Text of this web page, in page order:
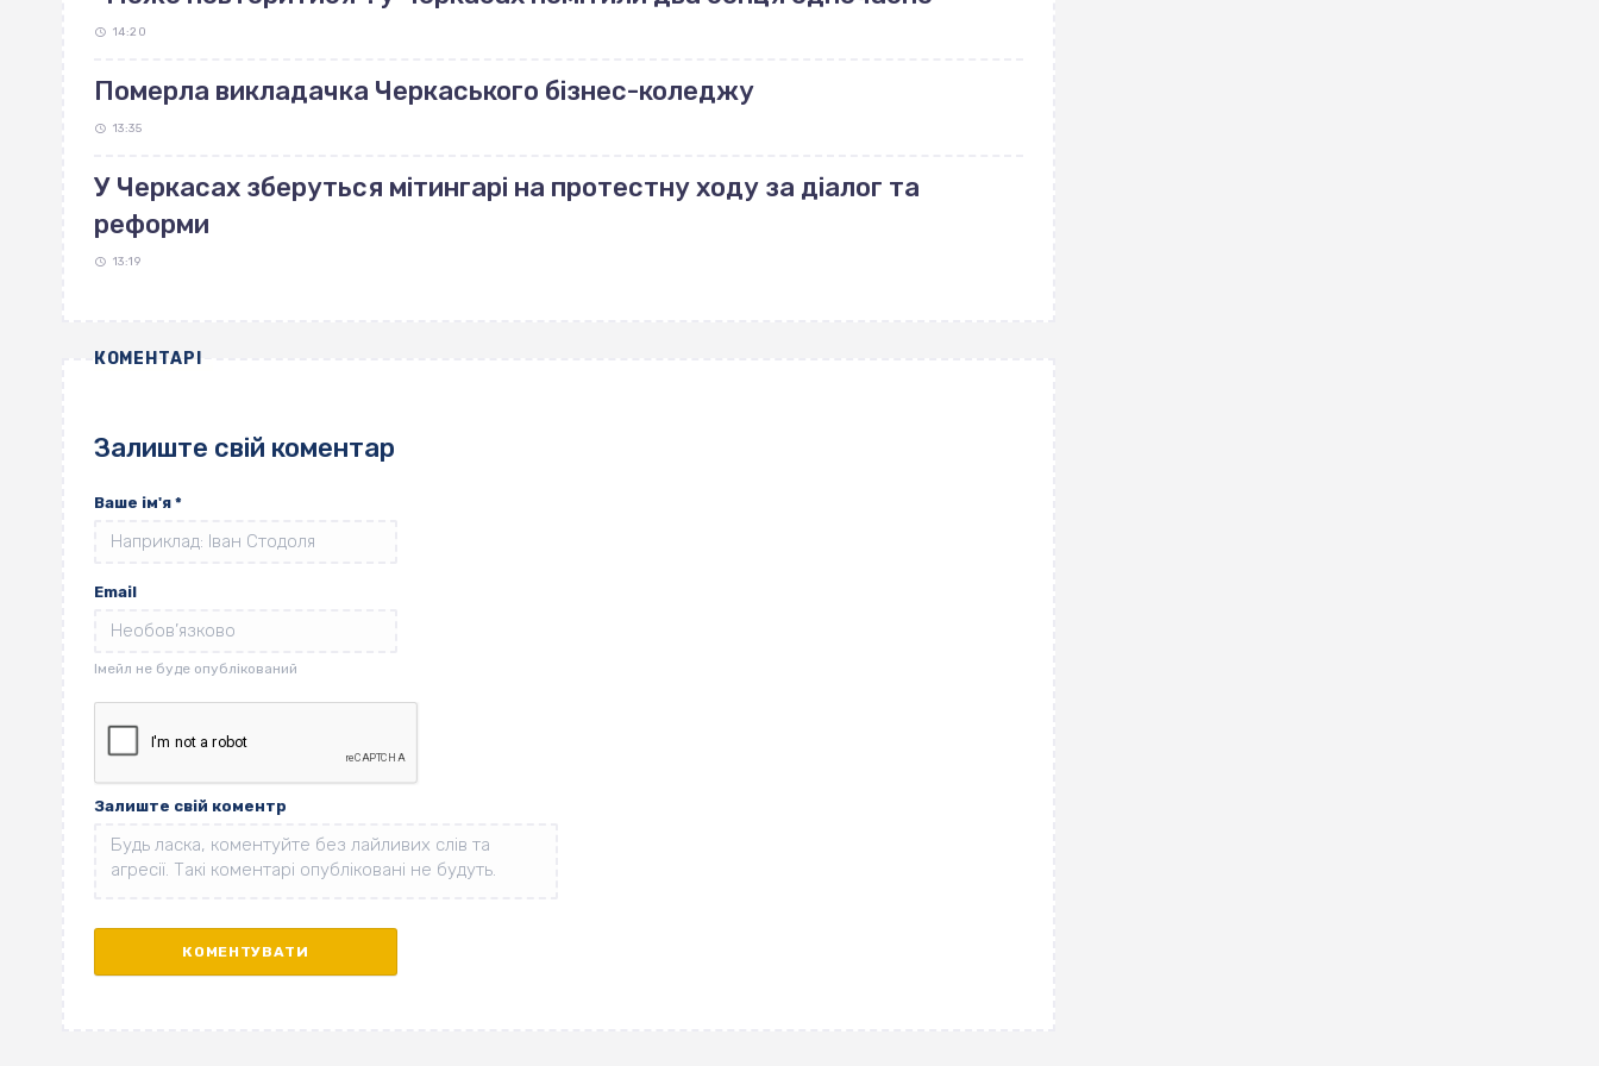
14:20
Померла викладачка Черкаського бізнес-коледжу
13:35
У Черкасах зберуться мітингарі на протестну ходу за діалог та
реформи
13:19
КОМЕНТАРІ
Залиште свій коментар
Ваше ім'я *
Email
Залиште свій коментр